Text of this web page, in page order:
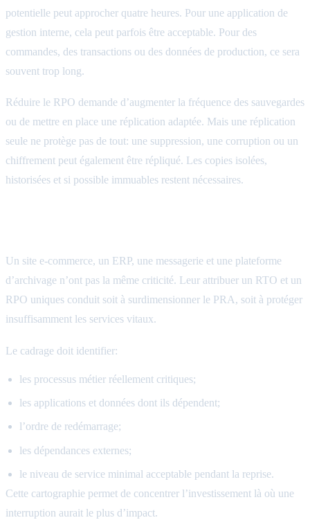
potentielle peut approcher quatre heures. Pour une application de
gestion interne, cela peut parfois être acceptable. Pour des
commandes, des transactions ou des données de production, ce sera
souvent trop long.
Réduire le RPO demande d’augmenter la fréquence des sauvegardes
ou de mettre en place une réplication adaptée. Mais une réplication
seule ne protège pas de tout: une suppression, une corruption ou un
chiffrement peut également être répliqué. Les copies isolées,
historisées et si possible immuables restent nécessaires.
Un site e-commerce, un ERP, une messagerie et une plateforme
d’archivage n’ont pas la même criticité. Leur attribuer un RTO et un
RPO uniques conduit soit à surdimensionner le PRA, soit à protéger
insuffisamment les services vitaux.
Le cadrage doit identifier:
les processus métier réellement critiques;
les applications et données dont ils dépendent;
l’ordre de redémarrage;
les dépendances externes;
le niveau de service minimal acceptable pendant la reprise.
Cette cartographie permet de concentrer l’investissement là où une
interruption aurait le plus d’impact.